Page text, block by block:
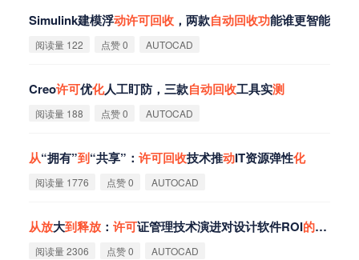
Simulink建模浮动许可回收 ，两款自动回收功能谁更智能
阅读量 122 点赞 0 AUTOCAD
Creo许可优化人工盯防，三款自动回收工具实测
阅读量 188 点赞 0 AUTOCAD
从“拥有”到“共享”： 许可回收技术推动IT资源弹性化
阅读量 1776 点赞 0 AUTOCAD
从放大到释放 ： 许可证管理技术演进对设计软件ROI的量
阅读量 2306 点赞 0 AUTOCAD